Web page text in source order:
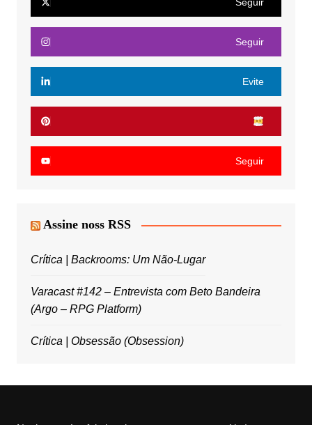
Seguir
Seguir
Evite
Seguir
Assine noss RSS
Crítica | Backrooms: Um Não-Lugar
Varacast #142 – Entrevista com Beto Bandeira
(Argo – RPG Platform)
Crítica | Obsessão (Obsession)